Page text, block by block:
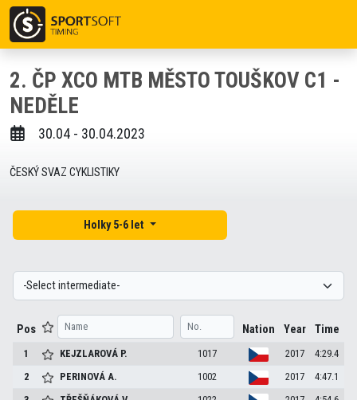
2. ČP XCO MTB MĚSTO TOUŠKOV C1 -
NEDĚLE
30.04 - 30.04.2023
ČESKÝ SVAZ CYKLISTIKY
Holky 5-6 let
Pos Nation Year Time
1 KEJZLAROVÁ P. 1017 2017
4:29.4
2
PERINOVÁA. 1002 2017
4:47.1